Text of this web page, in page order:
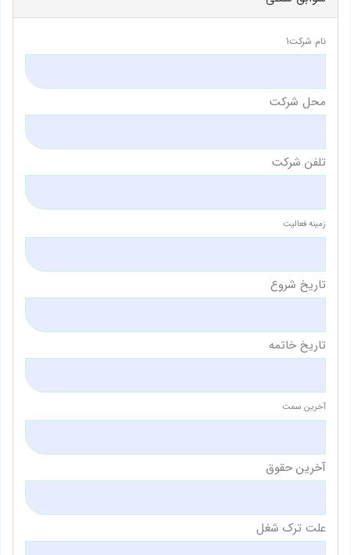
نام شرکت1
محل شرکت
تلفن شرکت
زمینه فعالیت
تاریخ شروع
تاریخ خاتمه
آخرین سمت
آخرین حقوق
علت ترک شغل